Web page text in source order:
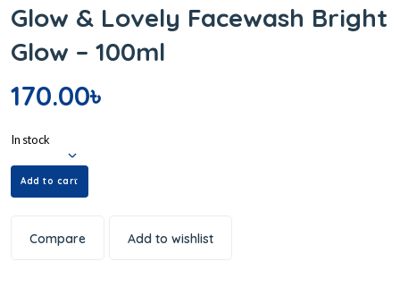
Glow & Lovely Facewash Bright
Glow – 100ml
170.00৳
In stock
Add to cart
Compare Add to wishlist